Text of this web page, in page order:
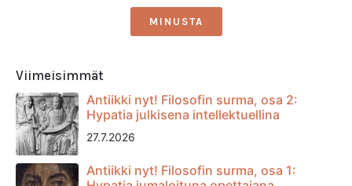
MINUSTA
Viimeisimmät
Antiikki nyt! Filosofin surma, osa 2:
Hypatia julkisena intellektuellina
27.7.2026
Antiikki nyt! Filosofin surma, osa 1: